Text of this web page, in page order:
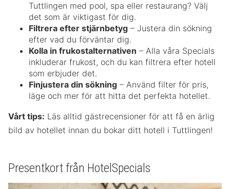
Tuttlingen med pool, spa eller restaurang? Välj
det som är viktigast för dig.
Filtrera efter stjärnbetyg – Justera din sökning
efter vad du förväntar dig.
Kolla in frukostalternativen – Alla våra Specials
inkluderar frukost, och du kan filtrera efter hotell
som erbjuder det.
Finjustera din sökning – Använd filter för pris,
läge och mer för att hitta det perfekta hotellet.
Vårt tips: Läs alltid gästrecensioner för att få en ärlig
bild av hotellet innan du bokar ditt hotell i Tuttlingen!
Presentkort från HotelSpecials